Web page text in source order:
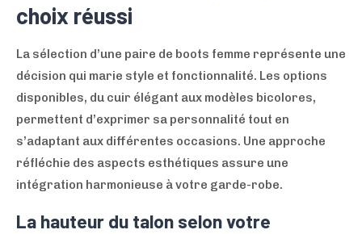
choix réussi
La sélection d’une paire de boots femme représente une
décision qui marie style et fonctionnalité. Les options
disponibles, du cuir élégant aux modèles bicolores,
permettent d’exprimer sa personnalité tout en
s’adaptant aux différentes occasions. Une approche
réfléchie des aspects esthétiques assure une
intégration harmonieuse à votre garde-robe.
La hauteur du talon selon votre